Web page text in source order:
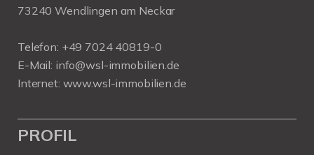
73240 Wendlingen am Neckar
Telefon: +49 7024 40819-0
E-Mail: info@wsl-immobilien.de
Internet: www.wsl-immobilien.de
PROFIL